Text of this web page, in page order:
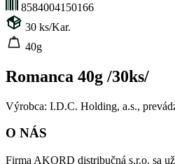
8584004150166
30 ks/Kar.
40g
Romanca 40g /30ks/
Výrobca: I.D.C. Holding, a.s.,
O NÁS
Firma AKORD distribučná s.r.o. sa